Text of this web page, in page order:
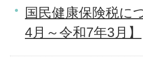
国民健康保険税に
4月～令和7年3月】